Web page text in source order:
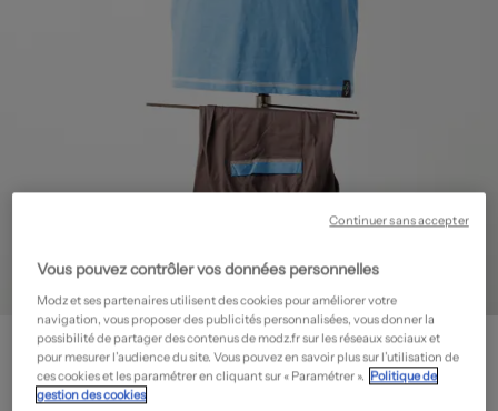
ROSE POMME
Pyjashort - Tissage chiné- Outlet
32,50€
Vous pouvez contrôler vos données personnelles
Modz et ses partenaires utilisent des cookies pour améliorer votre
navigation, vous proposer des publicités personnalisées, vous donner la
possibilité de partager des contenus de modz.fr sur les réseaux sociaux et
pour mesurer l’audience du site. Vous pouvez en savoir plus sur l’utilisation de
ces cookies et les paramétrer en cliquant sur « Paramétrer ». Politique de
gestion des cookies
Continuer sans accepter